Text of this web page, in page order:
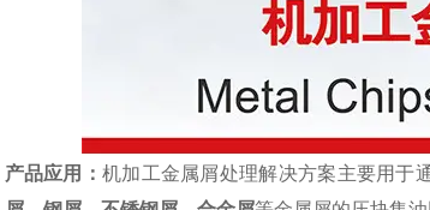
产品应用： 机加工金属屑处理解决方案主要用于